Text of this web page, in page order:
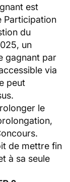
est
Participation
du
un
gagnant par
via
peut
le
de mettre fin
à sa seule